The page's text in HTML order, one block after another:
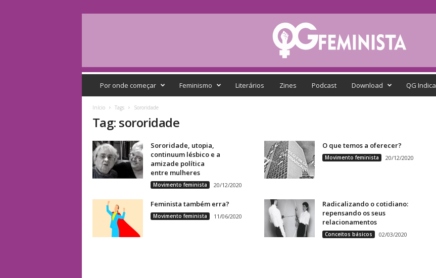
Q
Por onde começar Feminismo Literários Zines Podcast Download QG Indica
Início Tags Sororidade
Tag: sororidade
Sororidade, utopia,
continuum lésbico e a
amizade política
entre mulheres
Movimento feminista 20/12/2020
O que temos a oferecer?
Movimento feminista 20/12/2020
Feminista também erra?
Movimento feminista 11/06/2020
Radicalizando o cotidiano:
repensando os seus
relacionamentos
Conceitos básicos 02/03/2020